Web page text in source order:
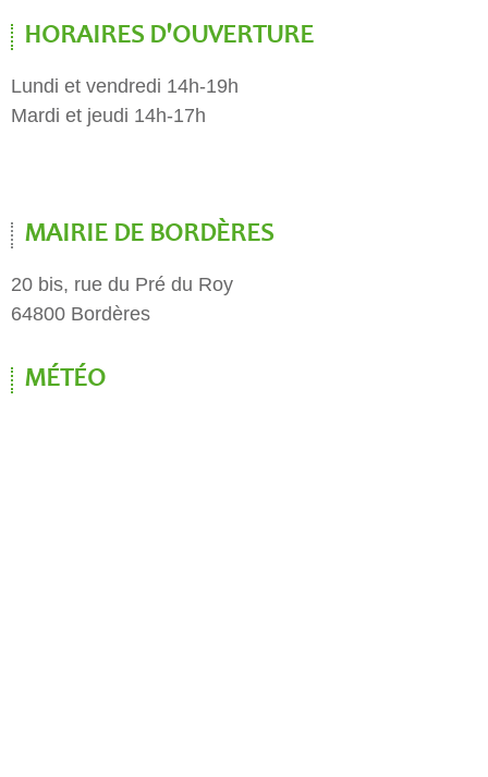
HORAIRES D'OUVERTURE
Lundi et vendredi 14h-19h
Mardi et jeudi 14h-17h
MAIRIE DE BORDÈRES
20 bis, rue du Pré du Roy
64800 Bordères
MÉTÉO